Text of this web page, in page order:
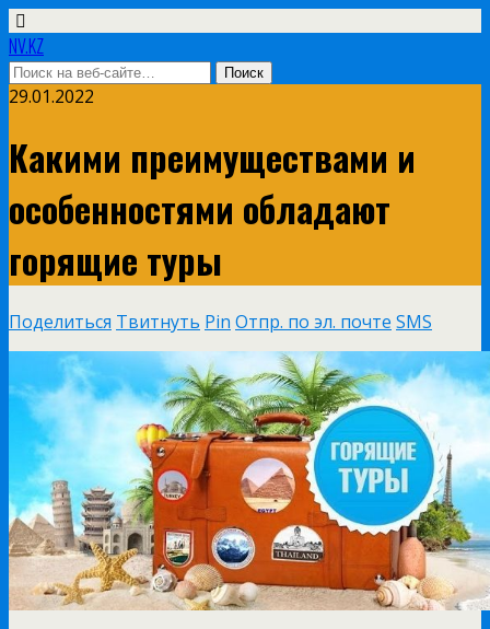
NV.KZ
29.01.2022
Какими преимуществами и
особенностями обладают
горящие туры
Поделиться Твитнуть Pin Отпр. по эл. почте SMS